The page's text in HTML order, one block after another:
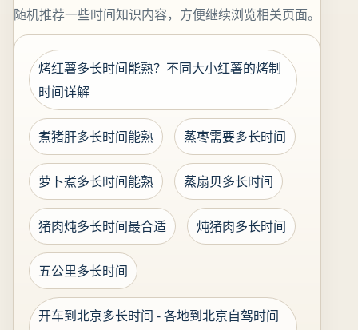
随机推荐一些时间知识内容，方便继续浏览相关页面。
烤红薯多长时间能熟？不同大小红薯的烤制
时间详解
煮猪肝多长时间能熟 蒸枣需要多长时间
萝卜煮多长时间能熟 蒸扇贝多长时间
猪肉炖多长时间最合适 炖猪肉多长时间
五公里多长时间
开车到北京多长时间 - 各地到北京自驾时间